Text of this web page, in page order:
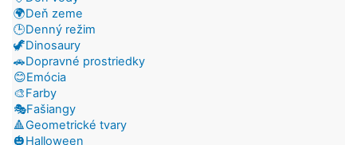
🌍Deň zeme
🕒Denný režim
🦖Dinosaury
🚗Dopravné prostriedky
😊Emócia
🎨Farby
🎭Fašiangy
🔺Geometrické tvary
🎃Halloween